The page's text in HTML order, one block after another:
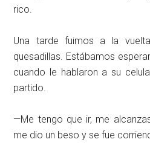
rico.
Una tarde fuimos a la
quesadillas. Estábamos
cuando le hablaron a su
partido.
—Me tengo que ir, me
me dio un beso y se fue